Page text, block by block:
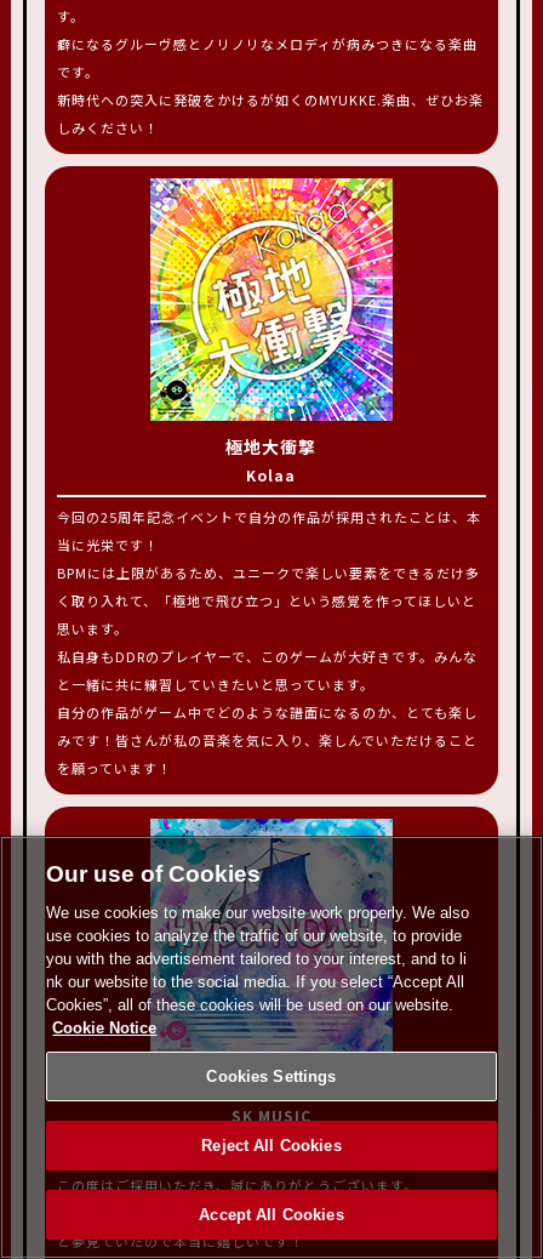
す。
癖になるグルーヴ感とノリノリなメロディが病みつきになる楽曲
です。
新時代への突入に発破をかけるが如くのMYUKKE.楽曲、ぜひお楽
しみください！
極地大衝撃
Kolaa
今回の25周年記念イベントで自分の作品が採用されたことは、本
当に光栄です！
BPMには上限があるため、ユニークで楽しい要素をできるだけ多
く取り入れて、「極地で飛び立つ」という感覚を作ってほしいと
思います。
私自身もDDRのプレイヤーで、このゲームが大好きです。みんな
と一緒に共に練習していきたいと思っています。
自分の作品がゲーム中でどのような譜面になるのか、とても楽し
みです！皆さんが私の音楽を気に入り、楽しんでいただけること
を願っています！
HyperNOAH
SK MUSIC
はじめまして、SK MUSICと申します。
この度はご採用いただき、誠にありがとうございます。
BEMANIシリーズが大好きで、自身の曲が収録されることをずっ
と夢見ていたので本当に嬉しいです！
Our use of Cookies
We use cookies to make our website work properly. We also
use cookies to analyze the traffic of our website, to provide
you with the advertisement tailored to your interest, and to li
nk our website to the social media. If you select “Accept All
Cookies”, all of these cookies will be used on our website.
Cookie Notice
Cookies Settings
Reject All Cookies
Accept All Cookies